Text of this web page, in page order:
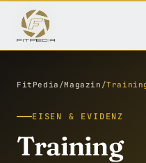
FitPedia /Magazin /
EISEN & EVIDENZ
Training